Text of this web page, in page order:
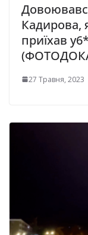
Кадирова,
приїхaв
27 Травня, 2023